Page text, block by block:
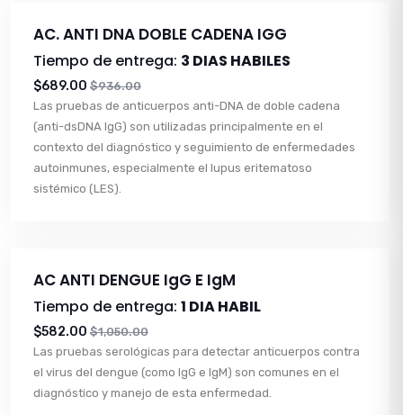
AC. ANTI DNA DOBLE CADENA IGG
Tiempo de entrega: 3 DIAS HABILES
$689.00 $936.00
Las pruebas de anticuerpos anti-DNA de doble cadena
(anti-dsDNA IgG) son utilizadas principalmente en el
contexto del diagnóstico y seguimiento de enfermedades
autoinmunes, especialmente el lupus eritematoso
sistémico (LES).
AC ANTI DENGUE IgG E IgM
Tiempo de entrega: 1 DIA HABIL
$582.00 $1,050.00
Las pruebas serológicas para detectar anticuerpos contra
el virus del dengue (como IgG e IgM) son comunes en el
diagnóstico y manejo de esta enfermedad.